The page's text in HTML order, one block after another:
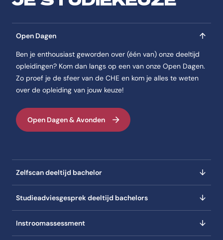
als pedagogisch medewerker een mbo-
achtergrond, maar pakte de mogelijkheid
aan. En daar heeft ze tot nu toe al veel
van geleerd!
Open Dagen
Ben je enthousiast geworden over (één van) onze deeltijd
opleidingen? Kom dan langs op een van onze Open Dagen.
Zo proef je de sfeer van de CHE en kom je alles te weten
over de opleiding van jouw keuze!
Open Dagen & Avonden
Zelfscan deeltijd bachelor
Studieadviesgesprek deeltijd bachelors
Instroomassessment